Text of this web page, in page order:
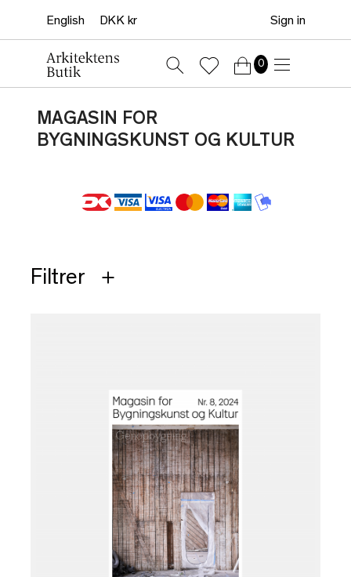
Sign in
0
MAGASIN FOR
BYGNINGSKUNST OG KULTUR
Filtrer